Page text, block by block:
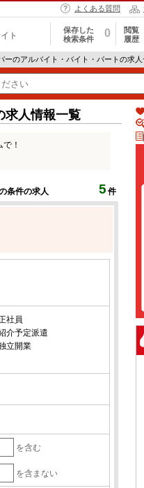
よくある質問
ト
保存した
検索条件
0
閲覧
履歴
ーのアルバイト・バイト・パートの求人
求人情報一覧
！
条件の求人 5 件
社員
介予定派遣
立開業
を含む
を含まない